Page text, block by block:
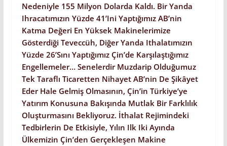
Nedeniyle 155 Milyon Dolarda Kaldı. Bir Yanda
Ihracatımızın Yüzde 41’ini Yaptığımız AB’nin
Katma Değeri En Yüksek Makinelerimize
Gösterdiği Teveccüh, Diğer Yanda Ithalatımızın
Yüzde 26’sını Yaptığımız Çin’de Karşılaştığımız
Engellemeler… Senelerdir Muzdarip Olduğumuz
Tek Taraflı Ticaretten Nihayet AB’nin De Şikâyet
Eder Hale Gelmiş Olmasının, Çin’in Türkiye’ye
Yatırım Konusuna Bakışında Mutlak Bir Farklılık
Oluşturmasını Bekliyoruz. İthalat Rejimindeki
Tedbirlerin De Etkisiyle, Yılın Ilk Iki Ayında
Ülkemizin Çin’den Gerçekleşen Makine